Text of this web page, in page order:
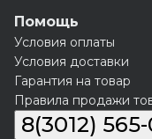
Помощь
Условия оплаты
Условия доставки
Гарантия на товар
Правила продажи
8(3012)